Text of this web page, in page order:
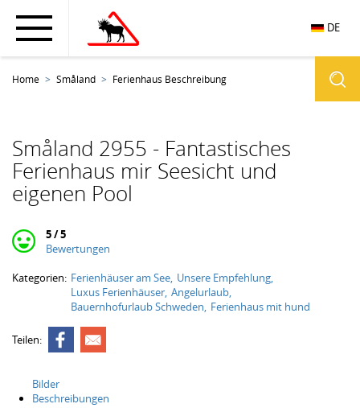
DE
Home Småland Ferienhaus Beschreibung
Småland 2955 - Fantastisches
Ferienhaus mir Seesicht und
eigenen Pool
5 / 5
Bewertungen
Kategorien: Ferienhäuser am See Unsere Empfehlung
Luxus Ferienhäuser Angelurlaub
Bauernhofurlaub Schweden Ferienhaus mit hund
Teilen:
Bilder
Beschreibungen